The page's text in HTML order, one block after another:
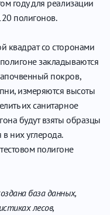
году для реализации
полигонов.
квадрат со сторонами
закладываются
покров,
измеряются высоты
их санитарное
будут взяты образцы
них углерода.
полигоне
база данных,
лесов,